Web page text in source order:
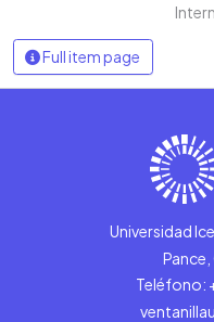
Full item page
Universidad
Teléfono: